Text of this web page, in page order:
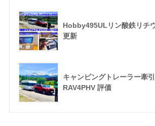
Hobby495ULリン酸鉄リチ
更新
キャンピングトレーラー牽
RAV4PHV 評価